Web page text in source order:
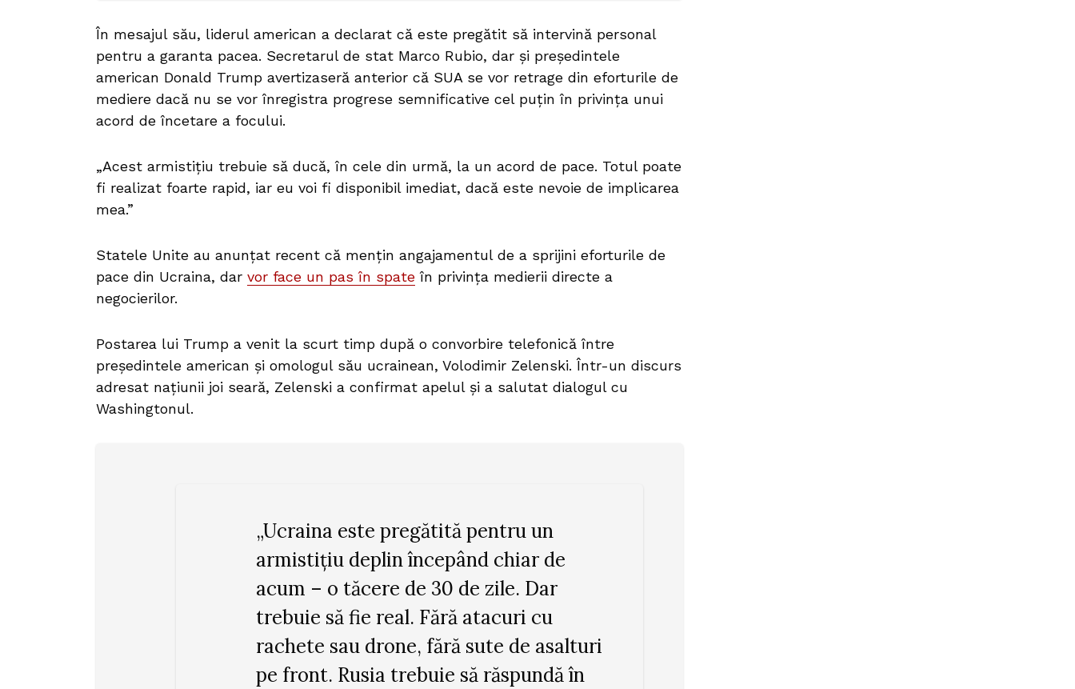
În mesajul său, liderul american a declarat că este pregătit să intervină personal
pentru a garanta pacea. Secretarul de stat Marco Rubio, dar și președintele
american Donald Trump avertizaseră anterior că SUA se vor retrage din eforturile de
mediere dacă nu se vor înregistra progrese semnificative cel puțin în privința unui
acord de încetare a focului.
„Acest armistițiu trebuie să ducă, în cele din urmă, la un acord de pace. Totul poate
fi realizat foarte rapid, iar eu voi fi disponibil imediat, dacă este nevoie de implicarea
mea.”
Statele Unite au anunțat recent că mențin angajamentul de a sprijini eforturile de
pace din Ucraina, dar vor face un pas în spate în privința medierii directe a
negocierilor.
Postarea lui Trump a venit la scurt timp după o convorbire telefonică între
președintele american și omologul său ucrainean, Volodimir Zelenski. Într-un discurs
adresat națiunii joi seară, Zelenski a confirmat apelul și a salutat dialogul cu
Washingtonul.
„Ucraina este pregătită pentru un
armistițiu deplin începând chiar de
acum – o tăcere de 30 de zile. Dar
trebuie să fie real. Fără atacuri cu
rachete sau drone, fără sute de asalturi
pe front. Rusia trebuie să răspundă în